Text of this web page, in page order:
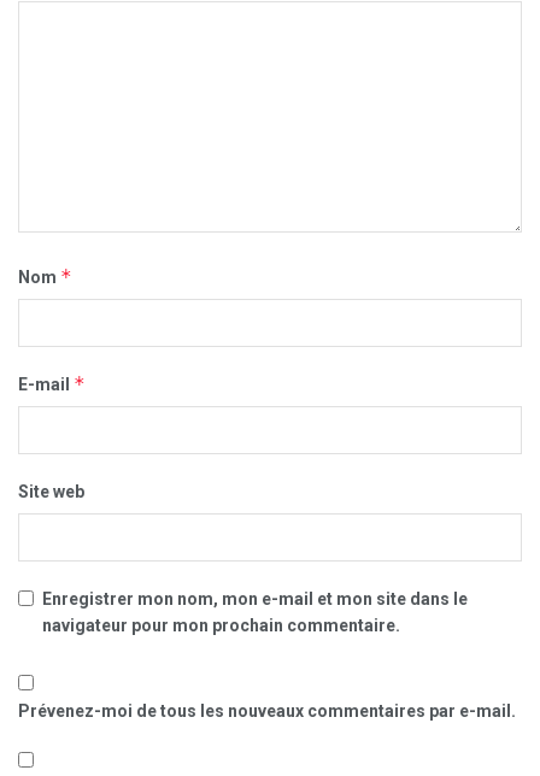
Nom *
E-mail *
Site web
Enregistrer mon nom, mon e-mail et mon site dans le
navigateur pour mon prochain commentaire.
Prévenez-moi de tous les nouveaux commentaires par e-mail.